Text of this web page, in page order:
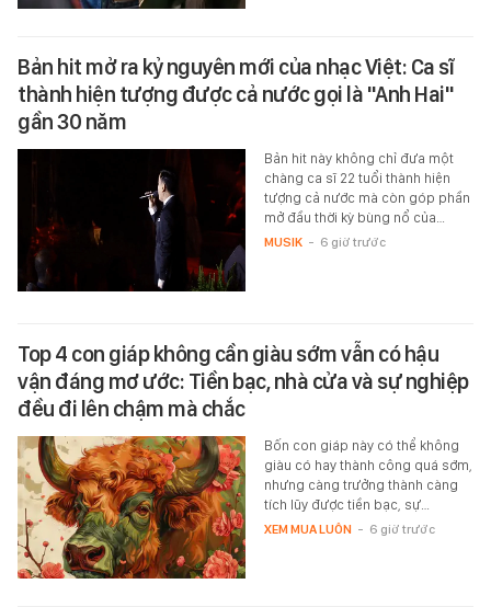
Bản hit mở ra kỷ nguyên mới của nhạc Việt: Ca sĩ
thành hiện tượng được cả nước gọi là "Anh Hai"
gần 30 năm
Bản hit này không chỉ đưa một
chàng ca sĩ 22 tuổi thành hiện
tượng cả nước mà còn góp phần
mở đầu thời kỳ bùng nổ của…
MUSIK - 6 giờ trước
Top 4 con giáp không cần giàu sớm vẫn có hậu
vận đáng mơ ước: Tiền bạc, nhà cửa và sự nghiệp
đều đi lên chậm mà chắc
Bốn con giáp này có thể không
giàu có hay thành công quá sớm,
nhưng càng trưởng thành càng
tích lũy được tiền bạc, sự…
XEM MUA LUÔN - 6 giờ trước